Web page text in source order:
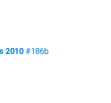
2010 #186b